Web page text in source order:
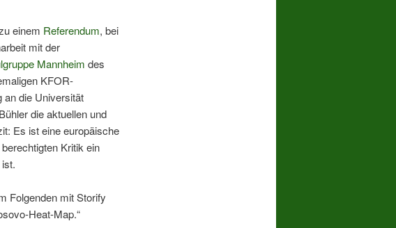
einem Referendum, bei
mit der
Mannheim des
KFOR-
an die Universität
die aktuellen und
Es ist eine europäische
Kritik ein
Folgenden mit Storify
Heat-Map.“